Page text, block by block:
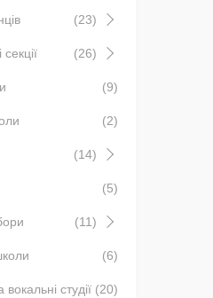
(23)
(26)
(9)
(2)
(14)
(5)
(11)
(6)
вокальні студії (20)